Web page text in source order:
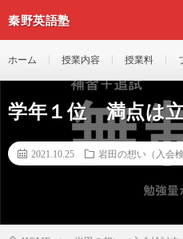
秦野英語塾
ホーム 授業内容 授業料
学年１位 満点は立
2021.10.25 岩田の想い（入会